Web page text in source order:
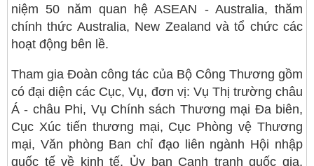
niệm 50 năm quan hệ ASEAN - Australia, thăm
chính thức Australia, New Zealand và tổ chức các
hoạt động bên lề.
Tham gia Đoàn công tác của Bộ Công Thương gồm
có đại diện các Cục, Vụ, đơn vị: Vụ Thị trường châu
Á - châu Phi, Vụ Chính sách Thương mại Đa biên,
Cục Xúc tiến thương mại, Cục Phòng vệ Thương
mại, Văn phòng Ban chỉ đạo liên ngành Hội nhập
quốc tế về kinh tế, Ủy ban Cạnh tranh quốc gia,